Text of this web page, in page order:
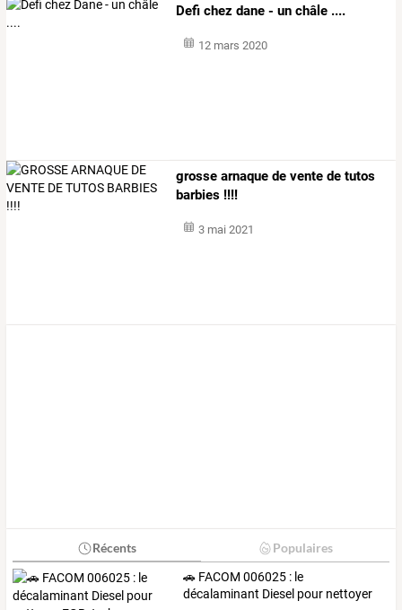
Defi chez dane - un châle ....
12 mars 2020
grosse arnaque de vente de tutos
barbies !!!!
3 mai 2021
Récents Populaires
🚗 FACOM 006025 : le
décalaminant Diesel pour nettoyer